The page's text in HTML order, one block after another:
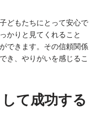
どもたちにとって安心で
かりと見てくれること
できます。その信頼関係
き、やりがいを感じるこ
て成功する